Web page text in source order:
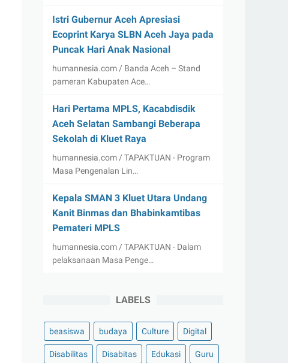
Istri Gubernur Aceh Apresiasi
Ecoprint Karya SLBN Aceh Jaya pada
Puncak Hari Anak Nasional
humannesia.com / Banda Aceh – Stand
pameran Kabupaten Ace…
Hari Pertama MPLS, Kacabdisdik
Aceh Selatan Sambangi Beberapa
Sekolah di Kluet Raya
humannesia.com / TAPAKTUAN - Program
Masa Pengenalan Lin…
Kepala SMAN 3 Kluet Utara Undang
Kanit Binmas dan Bhabinkamtibas
Pemateri MPLS
humannesia.com / TAPAKTUAN - Dalam
pelaksanaan Masa Penge…
LABELS
beasiswa budaya Culture Digital
Disabilitas Disabitas Edukasi Guru